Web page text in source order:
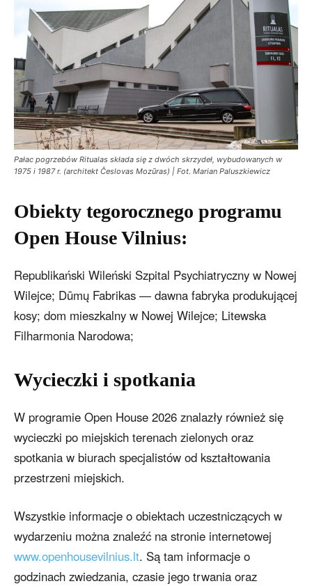
Pałac pogrzebów Ritualas składa się z dwóch skrzydeł, wybudowanych w
1975 i 1987 r. (architekt Česlovas Mozūras) | Fot. Marian Paluszkiewicz
Obiekty tegorocznego programu
Open House Vilnius:
Republikański Wileński Szpital Psychiatryczny w Nowej
Wilejce; Dūmų Fabrikas — dawna fabryka produkującej
kosy; dom mieszkalny w Nowej Wilejce; Litewska
Filharmonia Narodowa;
Wycieczki i spotkania
W programie Open House 2026 znalazły również się
wycieczki po miejskich terenach zielonych oraz
spotkania w biurach specjalistów od kształtowania
przestrzeni miejskich.
Wszystkie informacje o obiektach uczestniczących w
wydarzeniu można znaleźć na stronie internetowej
www.openhousevilnius.lt. Są tam informacje o
godzinach zwiedzania, czasie jego trwania oraz